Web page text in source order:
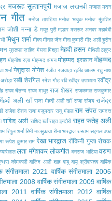
मजरूह सुल्तानपुरी मजाज़ लखनवी मजाल मदन
गीत मनोज तापड़िया मनोज भावुक मनोज मुंतशिर
जोशी मन्ना डे मयूर पुरी मल्हार मसरूर अनवर महादेवी
मिथुन शर्मा मीका मीनल जैन मीना कुमारी मीर अली हुसैन
मुस्तफा ज़ाहिद मेघना मिश्रा मेहदी हसन मैथिली ठाकुर
मोहनीश रज़ा मोहम्मद अमन मोहम्मद इरफ़ान मोहम्मद
शर्मा येशुदास योगेश रंजीत रजवाड़ा रक़ीब आलम रघु नाथ
रब्बी शेरगिल रमेश गौड़ रवि रवींद्र उपाध्याय रवींद्र
राघव चैतन्य राघव माथुर राज शेखर राजकमल राजकुमार
अली खाँ राजा मेहदी अली खाँ राजा संजय राजेंद्र
राजेश रोशन राणा मजूमदार रानू मंडल राम संपत रामदत्त
राशिद अली राशिद खाँ राहत इन्दौरी राहत फतेह अली
रिपुल शर्मा रिमी नात्सुकावा रीना भारद्वाज रुस्तम सहगल वफ़ा
रूपेश कुमार राम रेखा भारद्वाज रोंकिनी गुप्ता रोचक
लता मंगेशकर लोकगीत वनराज भाटिया वरुण
कोमकली वाज़िद अली शाह वायु वायु श्रीवास्तव वार्षिक
संगीतमाला 2021
वार्षिक संगीतमाला 2006
2008 वार्षिक संगीतमाला 2009 वार्षिक
2011 वार्षिक संगीतमाला 2012 वार्षिक